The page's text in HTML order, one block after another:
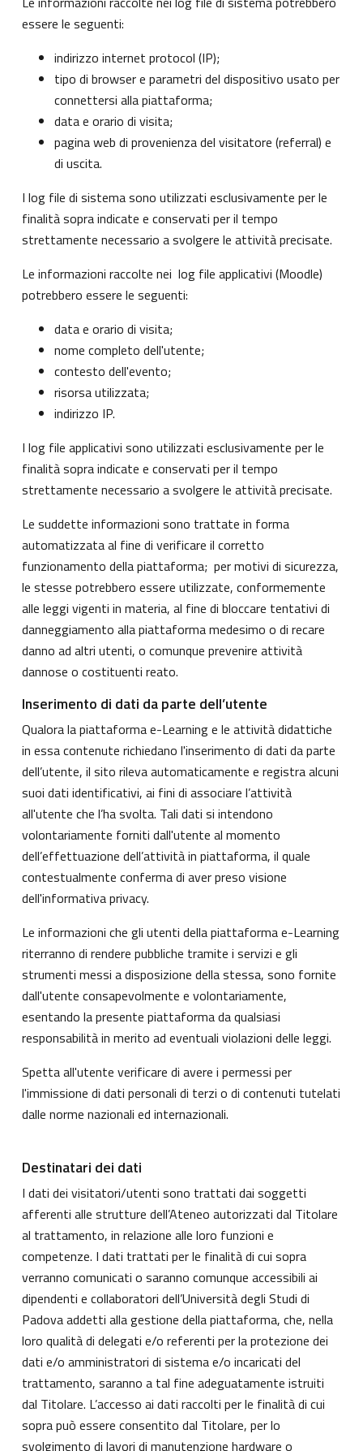
essere le seguenti:
indirizzo internet protocol (IP);
tipo di browser e parametri del dispositivo usato per
connettersi alla piattaforma;
data e orario di visita;
pagina web di provenienza del visitatore (referral) e
di uscita.
I log file di sistema sono utilizzati esclusivamente per le
finalità sopra indicate e conservati per il tempo
strettamente necessario a svolgere le attività precisate.
Le informazioni raccolte nei log file applicativi (Moodle)
potrebbero essere le seguenti:
data e orario di visita;
nome completo dell'utente;
contesto dell'evento;
risorsa utilizzata;
indirizzo IP.
I log file applicativi sono utilizzati esclusivamente per le
finalità sopra indicate e conservati per il tempo
strettamente necessario a svolgere le attività precisate.
Le suddette informazioni sono trattate in forma
automatizzata al fine di verificare il corretto
funzionamento della piattaforma; per motivi di sicurezza,
le stesse potrebbero essere utilizzate, conformemente
alle leggi vigenti in materia, al fine di bloccare tentativi di
danneggiamento alla piattaforma medesimo o di recare
danno ad altri utenti, o comunque prevenire attività
dannose o costituenti reato.
Inserimento di dati da parte dell’utente
Qualora la piattaforma e-Learning e le attività didattiche
in essa contenute richiedano l'inserimento di dati da parte
dell’utente, il sito rileva automaticamente e registra alcuni
suoi dati identificativi, ai fini di associare l’attività
all'utente che l’ha svolta. Tali dati si intendono
volontariamente forniti dall'utente al momento
dell’effettuazione dell’attività in piattaforma, il quale
contestualmente conferma di aver preso visione
dell'informativa privacy.
Le informazioni che gli utenti della piattaforma e-Learning
riterranno di rendere pubbliche tramite i servizi e gli
strumenti messi a disposizione della stessa, sono fornite
dall'utente consapevolmente e volontariamente,
esentando la presente piattaforma da qualsiasi
responsabilità in merito ad eventuali violazioni delle leggi.
Spetta all'utente verificare di avere i permessi per
l'immissione di dati personali di terzi o di contenuti tutelati
dalle norme nazionali ed internazionali.
Destinatari dei dati
I dati dei visitatori/utenti sono trattati dai soggetti
afferenti alle strutture dell’Ateneo autorizzati dal Titolare
al trattamento, in relazione alle loro funzioni e
competenze. I dati trattati per le finalità di cui sopra
verranno comunicati o saranno comunque accessibili ai
dipendenti e collaboratori dell’Università degli Studi di
Padova addetti alla gestione della piattaforma, che, nella
loro qualità di delegati e/o referenti per la protezione dei
dati e/o amministratori di sistema e/o incaricati del
trattamento, saranno a tal fine adeguatamente istruiti
dal Titolare. L’accesso ai dati raccolti per le finalità di cui
sopra può essere consentito dal Titolare, per lo
svolgimento di lavori di manutenzione hardware o